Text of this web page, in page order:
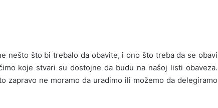
nešto što bi trebalo da obavite, i ono što treba da se obavi
koje stvari su dostojne da budu na našoj listi obaveza.
zapravo ne moramo da uradimo ili možemo da delegiramo